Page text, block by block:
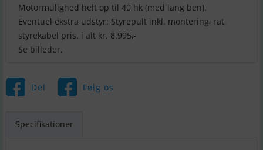
Motormulighed helt op til 40 hk (med lang ben).
Eventuel ekstra udstyr: Styrepult inkl. montering, rat,
styrekabel pris. i alt kr. 8.995,-
Se billeder.
Del Følg os
Specifikationer